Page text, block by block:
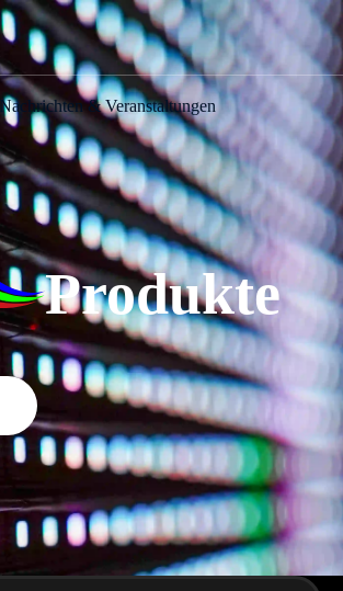
Nachrichten & Veranstaltungen
Produkte